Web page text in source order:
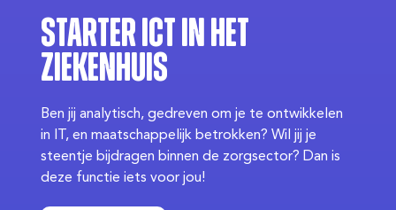
Starter ICT in het
Ziekenhuis
Ben jij analytisch, gedreven om je te ontwikkelen
in IT, en maatschappelijk betrokken? Wil jij je
steentje bijdragen binnen de zorgsector? Dan is
deze functie iets voor jou!